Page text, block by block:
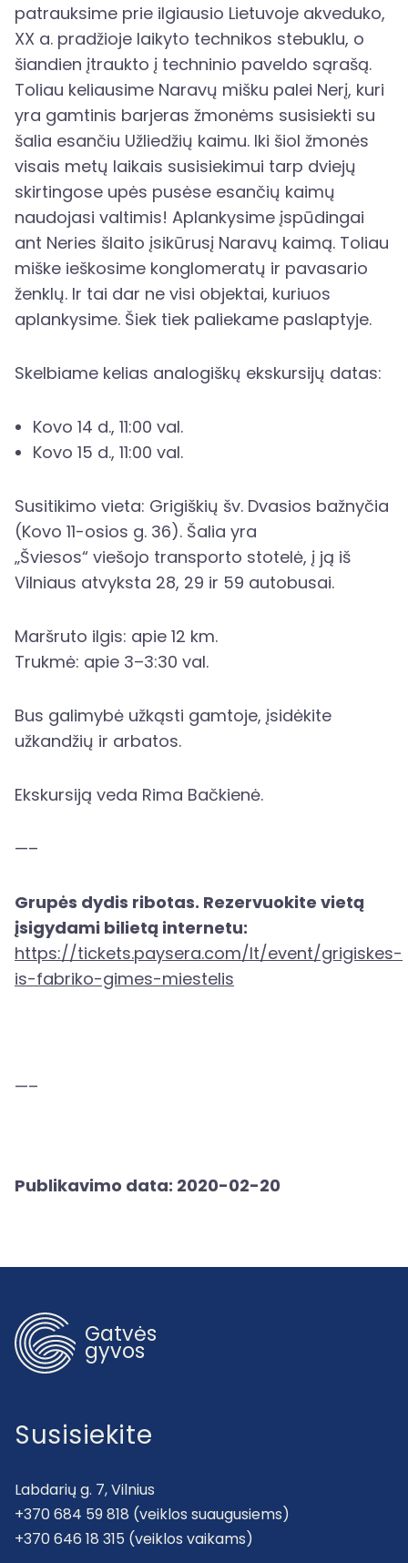
patrauksime prie ilgiausio Lietuvoje akveduko,
XX a. pradžioje laikyto technikos stebuklu, o
šiandien įtraukto į techninio paveldo sąrašą.
Toliau keliausime Naravų mišku palei Nerį, kuri
yra gamtinis barjeras žmonėms susisiekti su
šalia esančiu Užliedžių kaimu. Iki šiol žmonės
visais metų laikais susisiekimui tarp dviejų
skirtingose upės pusėse esančių kaimų
naudojasi valtimis! Aplankysime įspūdingai
ant Neries šlaito įsikūrusį Naravų kaimą. Toliau
miške ieškosime konglomeratų ir pavasario
ženklų. Ir tai dar ne visi objektai, kuriuos
aplankysime. Šiek tiek paliekame paslaptyje.
Skelbiame kelias analogiškų ekskursijų datas:
Kovo 14 d., 11:00 val.
Kovo 15 d., 11:00 val.
Susitikimo vieta: Grigiškių šv. Dvasios bažnyčia
(Kovo 11-osios g. 36). Šalia yra
„Šviesos“ viešojo transporto stotelė, į ją iš
Vilniaus atvyksta 28, 29 ir 59 autobusai.
Maršruto ilgis: apie 12 km.
Trukmė: apie 3–3:30 val.
Bus galimybė užkąsti gamtoje, įsidėkite
užkandžių ir arbatos.
Ekskursiją veda Rima Bačkienė.
—–
Grupės dydis ribotas. Rezervuokite vietą
įsigydami bilietą internetu:
https://tickets.paysera.com/lt/event/grigiskes-
is-fabriko-gimes-miestelis
—–
Publikavimo data: 2020-02-20
Gatvės
gyvos
Susisiekite
Labdarių g. 7, Vilnius
+370 684 59 818 (veiklos suaugusiems)
+370 646 18 315 (veiklos vaikams)